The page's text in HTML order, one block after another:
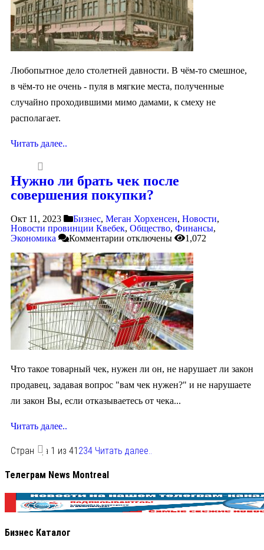
Любопытное дело столетней давности. В чём-то смешное,
в чём-то не очень - пуля в мягкие места, полученные
случайно проходившими мимо дамами, к смеху не
располагает.
Читать далее..
Нужно ли брать чек после
совершения покупки?
Окт 11, 2023 Бизнес, Меган Хорхенсен, Новости,
Новости провинции Квебек, Общество, Финансы,
Экономика
Комментарии отключены 1,072
Что такое товарный чек, нужен ли он, не нарушает ли закон
продавец, задавая вопрос "вам чек нужен?" и не нарушаете
ли закон Вы, если отказываетесь от чека...
Читать далее..
Страница 1 из 41 234 Читать далее..
Телеграм News Montreal
Бизнес Каталог